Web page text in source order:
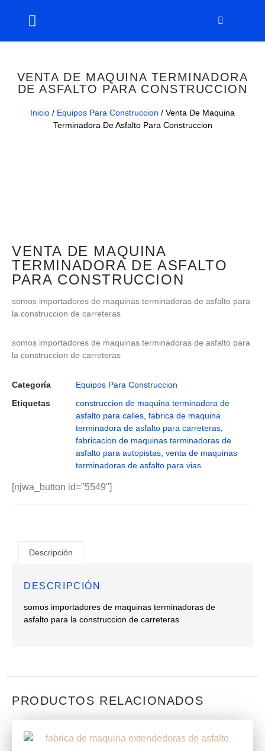
VENTA DE MAQUINA TERMINADORA
DE ASFALTO PARA CONSTRUCCION
Inicio / Equipos Para Construccion / Venta De Maquina
Terminadora De Asfalto Para Construccion
VENTA DE MAQUINA
TERMINADORA DE ASFALTO
PARA CONSTRUCCION
somos importadores de maquinas terminadoras de asfalto para
la construccion de carreteras
somos importadores de maquinas terminadoras de asfalto para
la construccion de carreteras
Categoría
Equipos Para Construccion
Etiquetas
construccion de maquina terminadora de
asfalto para calles fabrica de maquina
terminadora de asfalto para carreteras
fabricacion de maquinas terminadoras de
asfalto para autopistas venta de maquinas
terminadoras de asfalto para vias
[njwa_button id="5549"]
Descripción
DESCRIPCIÓN
somos importadores de maquinas terminadoras de
asfalto para la construccion de carreteras
PRODUCTOS RELACIONADOS